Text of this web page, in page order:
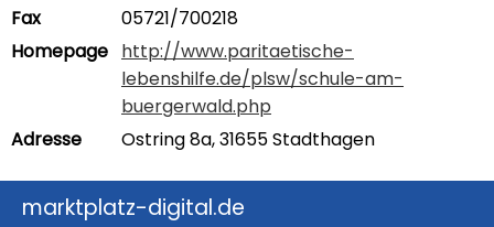
Fax
05721/700218
Homepage http://www.paritaetische-
lebenshilfe.de/plsw/schule-am-
buergerwald.php
Adresse
Ostring 8a, 31655 Stadthagen
marktplatz-digital.de